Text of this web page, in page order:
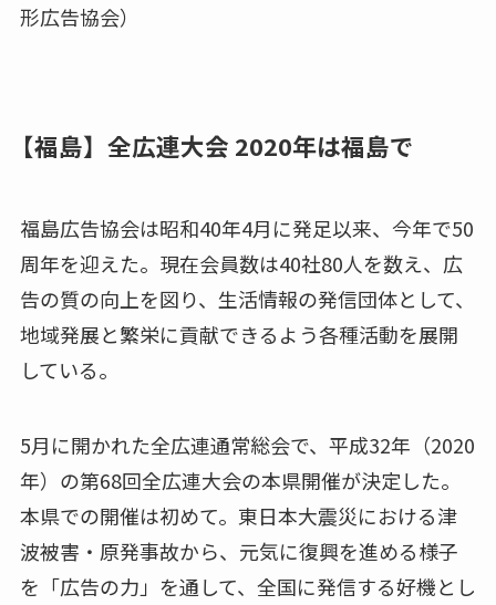
形広告協会）
【福島】全広連大会 2020年は福島で
福島広告協会は昭和40年4月に発足以来、今年で50
周年を迎えた。現在会員数は40社80人を数え、広
告の質の向上を図り、生活情報の発信団体として、
地域発展と繁栄に貢献できるよう各種活動を展開
している。
5月に開かれた全広連通常総会で、平成32年（2020
年）の第68回全広連大会の本県開催が決定した。
本県での開催は初めて。東日本大震災における津
波被害・原発事故から、元気に復興を進める様子
を「広告の力」を通して、全国に発信する好機とし